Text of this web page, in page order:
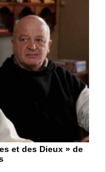
et des Dieux » de